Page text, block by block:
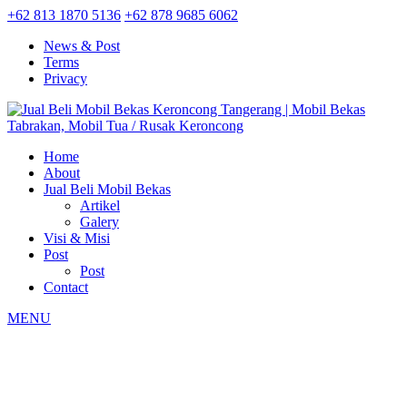
+62 813 1870 5136 +62 878 9685 6062
News & Post
Terms
Privacy
Home
About
Jual Beli Mobil Bekas
Artikel
Galery
Visi & Misi
Post
Post
Contact
MENU